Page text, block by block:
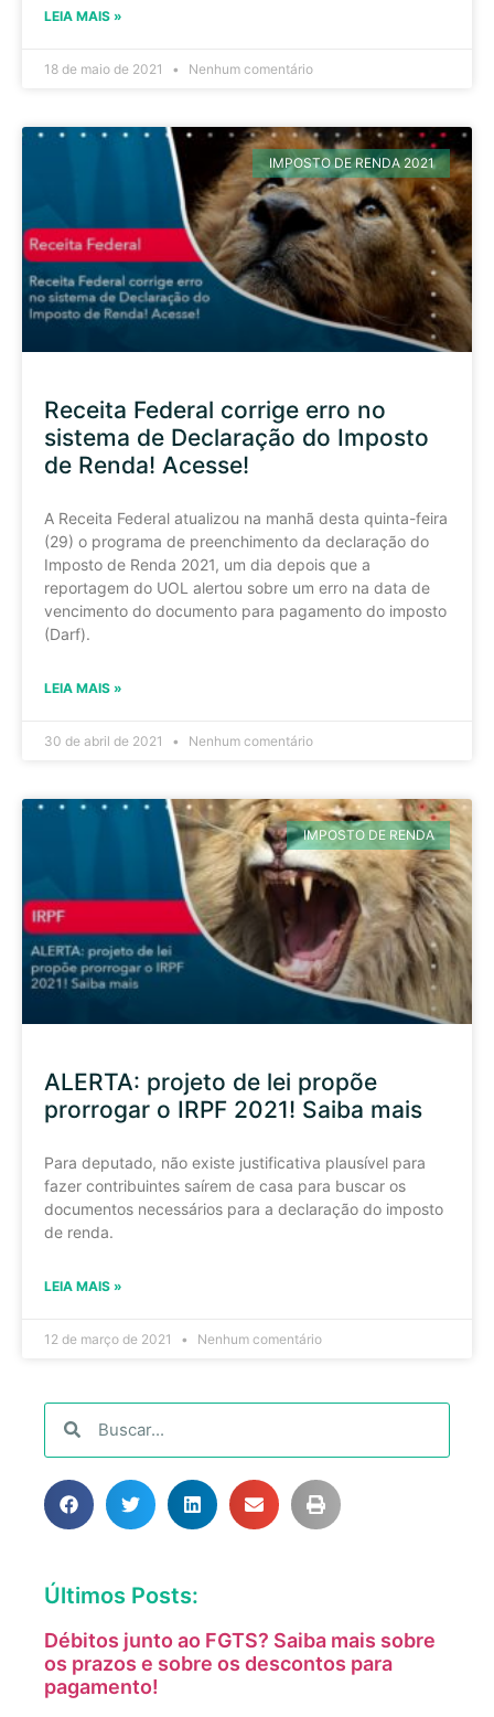
LEIA MAIS »
18 de maio de 2021 Nenhum comentário
IMPOSTO DE RENDA 2021
Receita Federal corrige erro no
sistema de Declaração do Imposto
de Renda! Acesse!
A Receita Federal atualizou na manhã desta quinta-feira
(29) o programa de preenchimento da declaração do
Imposto de Renda 2021, um dia depois que a
reportagem do UOL alertou sobre um erro na data de
vencimento do documento para pagamento do imposto
(Darf).
LEIA MAIS »
30 de abril de 2021 Nenhum comentário
IMPOSTO DE RENDA
ALERTA: projeto de lei propõe
prorrogar o IRPF 2021! Saiba mais
Para deputado, não existe justificativa plausível para
fazer contribuintes saírem de casa para buscar os
documentos necessários para a declaração do imposto
de renda.
LEIA MAIS »
12 de março de 2021 Nenhum comentário
Últimos Posts:
Débitos junto ao FGTS? Saiba mais sobre
os prazos e sobre os descontos para
pagamento!